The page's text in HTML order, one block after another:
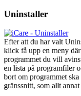
Uninstaller
Efter att du har valt
klick få upp en meny
programmet du vill
en lista på programfiler
bort om programmet
gränssnitt, som allt